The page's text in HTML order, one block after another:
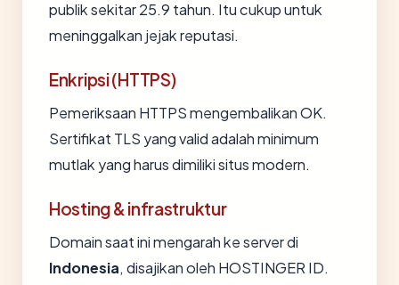
publik sekitar 25.9 tahun. Itu cukup untuk
meninggalkan jejak reputasi.
Enkripsi (HTTPS)
Pemeriksaan HTTPS mengembalikan OK.
Sertifikat TLS yang valid adalah minimum
mutlak yang harus dimiliki situs modern.
Hosting & infrastruktur
Domain saat ini mengarah ke server di
Indonesia, disajikan oleh HOSTINGER ID.